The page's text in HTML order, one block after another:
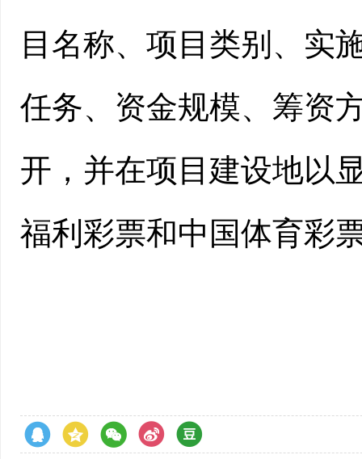
目名称、项目类别、实
任务、资金规模、筹资
开，并在项目建设地以
福利彩票和中国体育彩